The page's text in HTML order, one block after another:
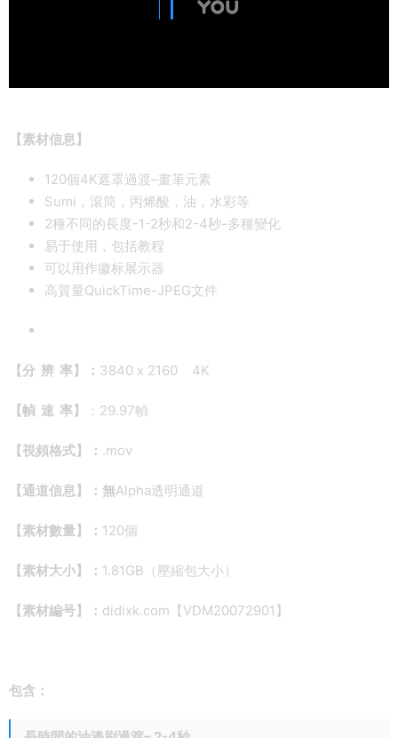
【素材信息】
120個4K遮罩過渡–畫筆元素
Sumi，滾筒，丙烯酸，油，水彩等
2種不同的長度-1-2秒和2-4秒-多種變化
易于使用，包括教程
可以用作徽标展示器
高質量QuickTime-JPEG文件
【分 辨 率】： 3840 x 2160 4K
【幀 速 率】 ：29.97幀
【視頻格式】： .mov
【通道信息】：無Alpha透明通道
【素材數量】： 120個
【素材大小】： 1.81GB（壓縮包大小）
【素材編号】： didixk.com【VDM20072901】
包含：